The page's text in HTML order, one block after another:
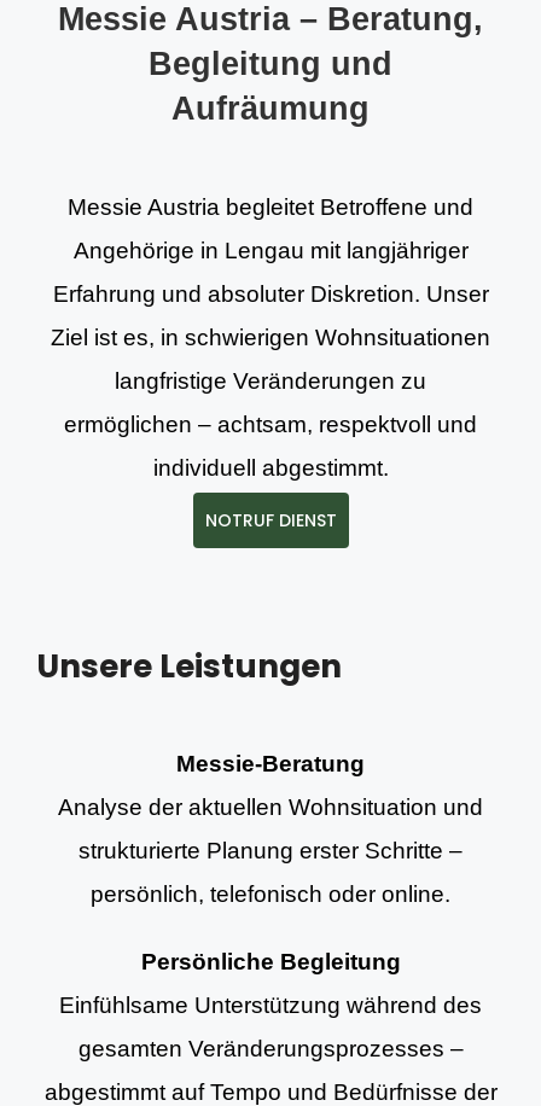
Messie Austria – Beratung,
Begleitung und
Aufräumung
Messie Austria begleitet Betroffene und
Angehörige in Lengau mit langjähriger
Erfahrung und absoluter Diskretion. Unser
Ziel ist es, in schwierigen Wohnsituationen
langfristige Veränderungen zu
ermöglichen – achtsam, respektvoll und
individuell abgestimmt.
NOTRUF DIENST
Unsere Leistungen
Messie-Beratung
Analyse der aktuellen Wohnsituation und
strukturierte Planung erster Schritte –
persönlich, telefonisch oder online.
Persönliche Begleitung
Einfühlsame Unterstützung während des
gesamten Veränderungsprozesses –
abgestimmt auf Tempo und Bedürfnisse der